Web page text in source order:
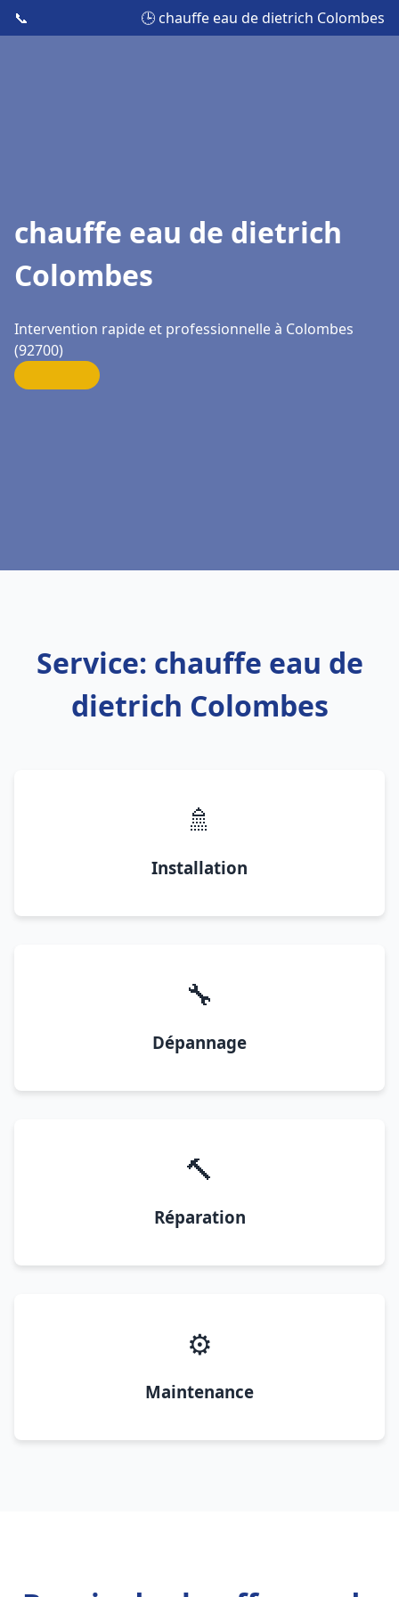
📞 🕒 chauffe eau de dietrich Colombes
chauffe eau de dietrich
Colombes
Intervention rapide et professionnelle à Colombes
(92700)
Service: chauffe eau de
dietrich Colombes
🚿
Installation
🔧
Dépannage
🔨
Réparation
⚙️
Maintenance